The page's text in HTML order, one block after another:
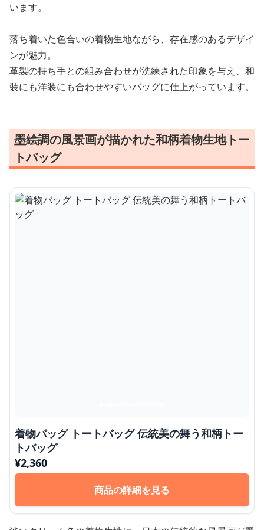
います。
落ち着いた色合いの着物生地ながら、存在感のあるデザイ
ンが魅力。
革製の持ち手との組み合わせが洗練された印象を与え、和
装にも洋装にも合わせやすいバッグに仕上がっています。
墨絵調の風景画が描かれた和柄着物生地トー
トバッグ
着物バッグ トートバッグ 伝統美の舞う和柄トー
トバッグ
¥2,360
商品の詳細を見る